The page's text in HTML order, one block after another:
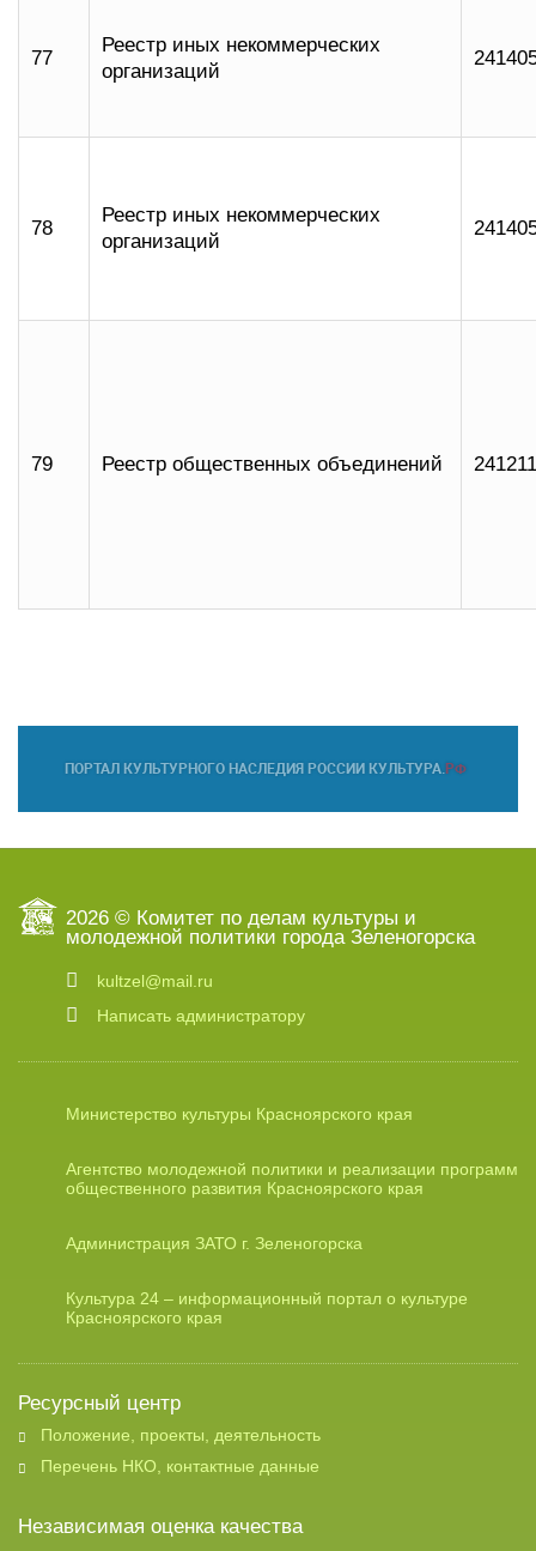
77
Реестр иных некоммерческих
организаций
78
Реестр иных некоммерческих
организаций
79 Реестр общественных объединений
2026 © Комитет по делам культуры и
молодежной политики города Зеленогорска
kultzel@mail.ru
Написать администратору
Министерство культуры Красноярского края
Агентство молодежной политики и реализации программ
общественного развития Красноярского края
Администрация ЗАТО г. Зеленогорска
Культура 24 – информационный портал о культуре
Красноярского края
Ресурсный центр
Положение, проекты, деятельность
Перечень НКО, контактные данные
Независимая оценка качества